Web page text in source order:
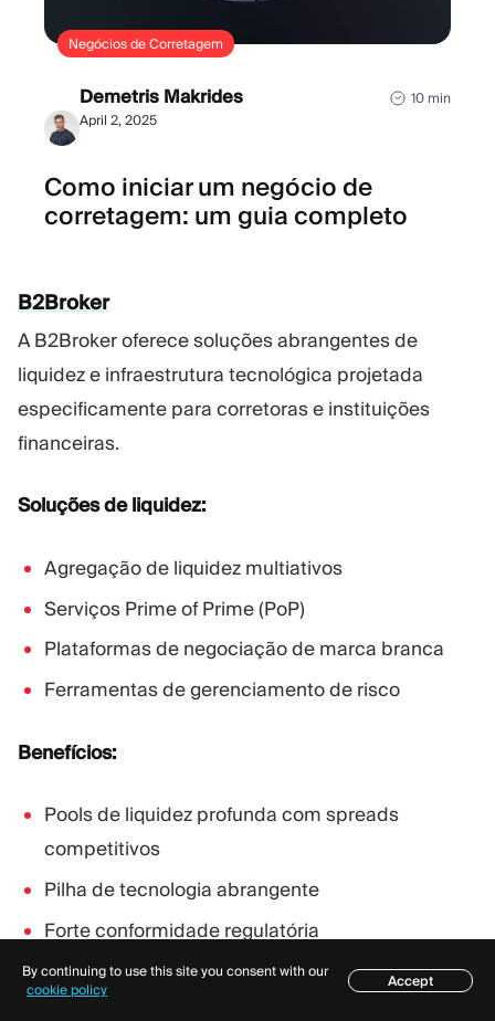
Negócios de Corretagem
Demetris Makrides
April 2, 2025
10 min
Como iniciar um negócio de
corretagem: um guia completo
B2Broker
A B2Broker oferece soluções abrangentes de
liquidez e infraestrutura tecnológica projetada
especificamente para corretoras e instituições
financeiras.
Soluções de liquidez:
Agregação de liquidez multiativos
Serviços Prime of Prime (PoP)
Plataformas de negociação de marca branca
Ferramentas de gerenciamento de risco
Benefícios:
Pools de liquidez profunda com spreads
competitivos
Pilha de tecnologia abrangente
Forte conformidade regulatória
Suporte técnico 24 horas por dia, 7 dias por
Índice
By continuing to use this site you consent with our
cookie policy
Accept